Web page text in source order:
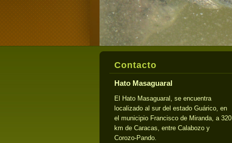
Contacto
Hato Masaguaral
El Hato Masaguaral, se encuentra
localizado al sur del estado Guárico, en
el municipio Francisco de Miranda, a 320
km de Caracas, entre Calabozo y
Corozo-Pando.